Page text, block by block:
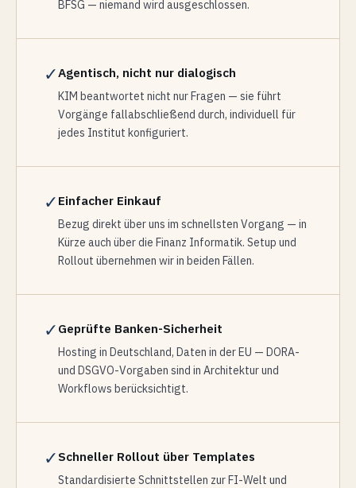
BFSG — niemand wird ausgeschlossen.
✓Agentisch, nicht nur dialogisch
KIM beantwortet nicht nur Fragen — sie führt
Vorgänge fallabschließend durch, individuell für
jedes Institut konfiguriert.
✓ Einfacher Einkauf
Bezug direkt über uns im schnellsten Vorgang — in
Kürze auch über die Finanz Informatik. Setup und
Rollout übernehmen wir in beiden Fällen.
✓ Geprüfte Banken-Sicherheit
Hosting in Deutschland, Daten in der EU — DORA-
und DSGVO-Vorgaben sind in Architektur und
Workflows berücksichtigt.
✓ Schneller Rollout über Templates
Standardisierte Schnittstellen zur FI-Welt und